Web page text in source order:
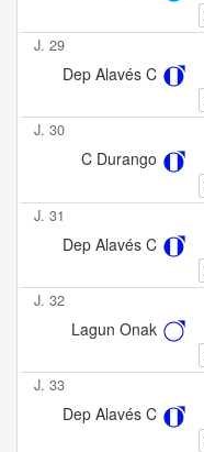
J. 29
Dep Alavés C
J. 30
C Durango
J. 31
Dep Alavés C
J. 32
Lagun Onak
J. 33
Dep Alavés C